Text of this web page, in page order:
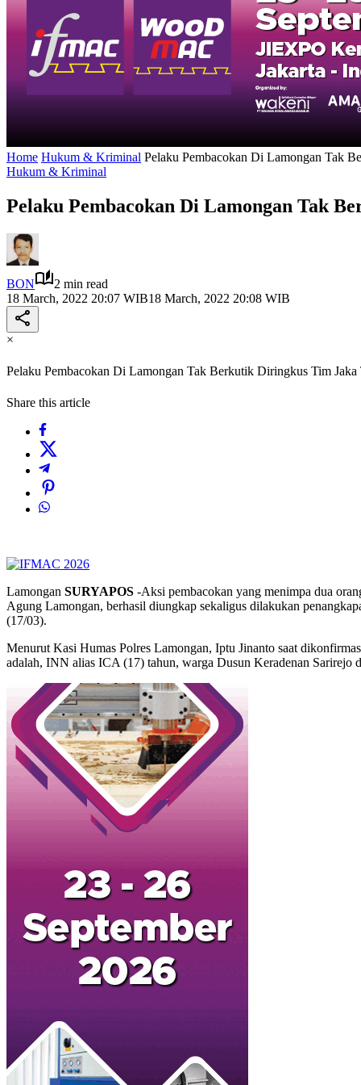
Home Hukum & Kriminal Pelaku Pembacokan Di Lamongan Tak
Hukum & Kriminal
Pelaku Pembacokan Di Lamongan Tak
BON
2 min read
18 March, 2022 20:07 WIB18 March, 2022 20:08 WIB
×
Pelaku Pembacokan Di Lamongan Tak Berkutik Diringkus Tim Jaka
Share this article
Lamongan SURYAPOS -Aksi pembacokan yang menimpa dua
Agung Lamongan, berhasil diungkap sekaligus dilakukan
(17/03).
Menurut Kasi Humas Polres Lamongan, Iptu Jinanto saat
adalah, INN alias ICA (17) tahun, warga Dusun Keradenan